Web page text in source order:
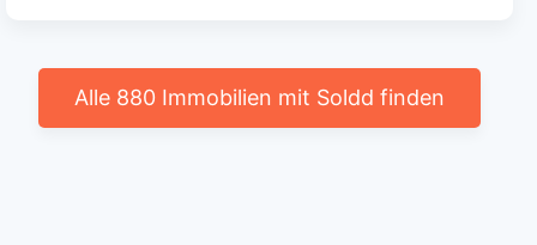
Alle 880 Immobilien mit Soldd finden